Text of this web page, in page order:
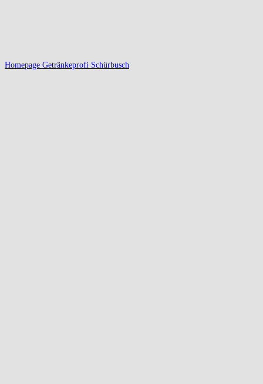
Homepage Getränkeprofi Schürbusch